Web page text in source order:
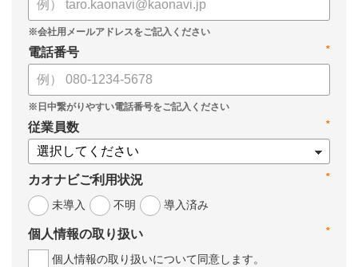
*
電話番号
*
従業員数
*
カオナビご利用状況
未導入
不明 導入済み
*
個人情報の取り扱い
個人情報の取り扱いについて同意します。